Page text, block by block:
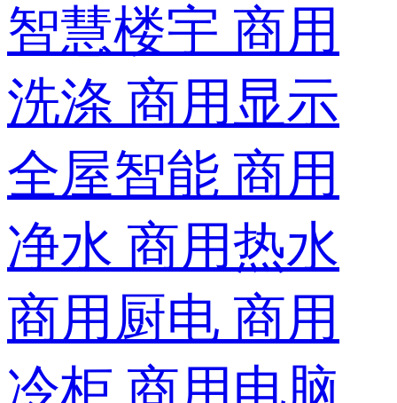
智慧楼宇 商用
洗涤 商用显示
全屋智能 商用
净水 商用热水
商用厨电 商用
冷柜 商用电脑